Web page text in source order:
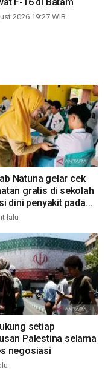
2026 19:27 WIB
Natuna gelar cek
gratis di sekolah
dini penyakit pada
lalu
setiap
Palestina selama
negosiasi